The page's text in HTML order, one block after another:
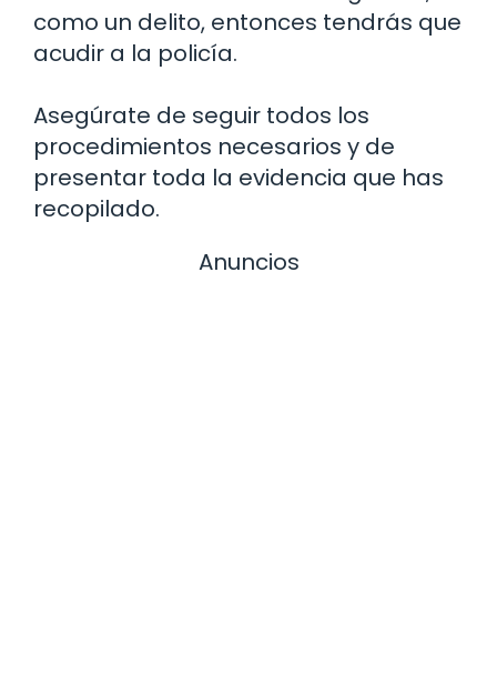
como un delito, entonces tendrás que
acudir a la policía.
Asegúrate de seguir todos los
procedimientos necesarios y de
presentar toda la evidencia que has
recopilado.
Anuncios